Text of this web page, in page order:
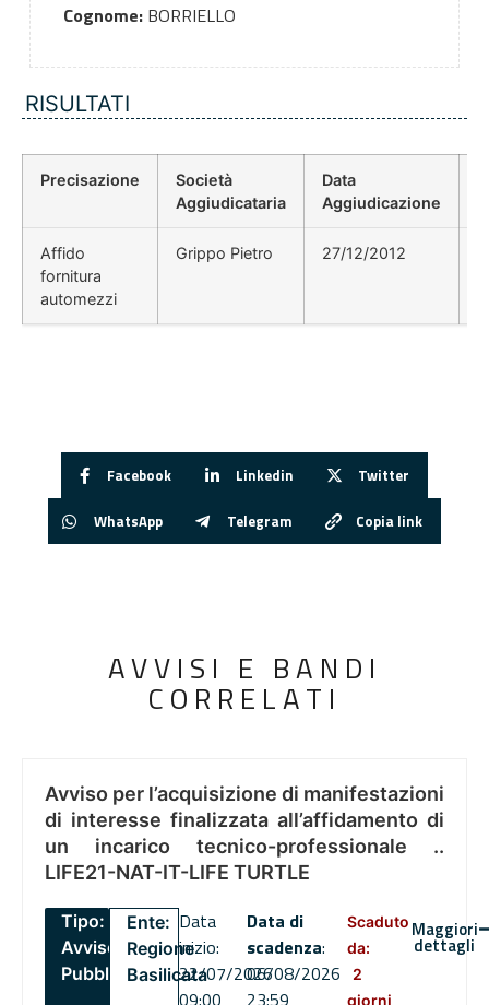
Cognome:BORRIELLO
RISULTATI
Precisazione
Società
Aggiudicataria
Data
Aggiudicazione
Affido
fornitura
automezzi
Grippo Pietro 27/12/2012
Facebook Linkedin Twitter
WhatsApp Telegram Copia link
AVVISI E BANDI
CORRELATI
Avviso per l’acquisizione di manifestazioni
di interesse finalizzata all’affidamento di
un incarico tecnico-professionale ..
LIFE21-NAT-IT-LIFE TURTLE
Tipo:
Avviso
Pubblico
Ente:
Regione
Basilicata
Data
inizio:
22/07/2026
Data di
scadenza:
06/08/2026
Scaduto
da:
2
giorni
Maggiori
dettagli